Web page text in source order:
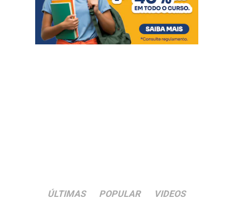
ÚLTIMAS POPULAR VIDEOS